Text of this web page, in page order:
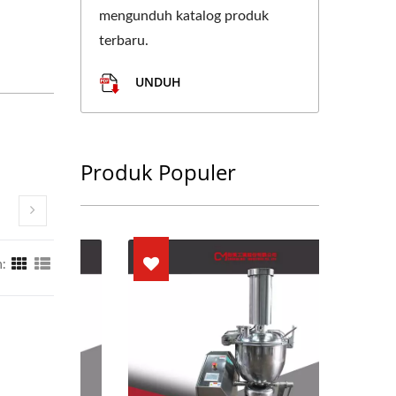
mengunduh katalog produk
terbaru.
UNDUH
Produk Populer